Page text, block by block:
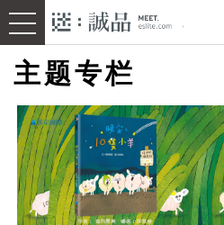
主题专栏